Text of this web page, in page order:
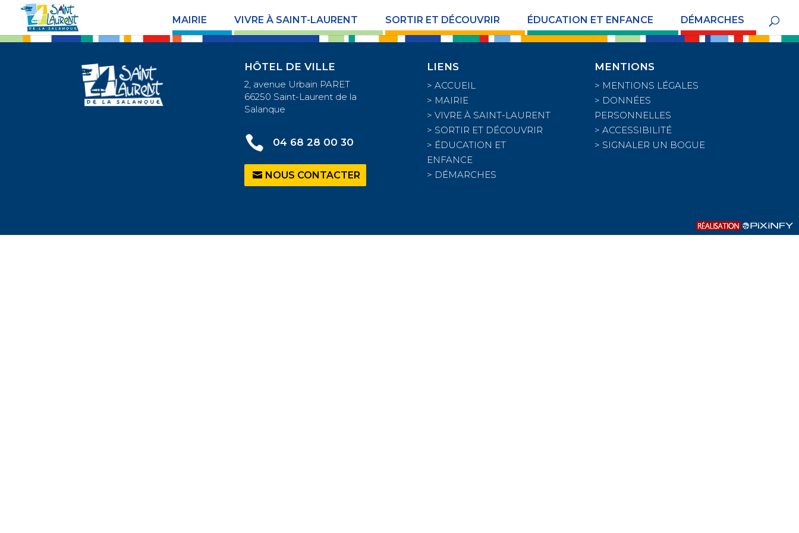
MAIRIE VIVRE À SAINT-LAURENT SORTIR ET DÉCOUVRIR ÉDUCATION ET ENFANCE DÉMARCHES
HÔTEL DE VILLE
2, avenue Urbain PARET
66250 Saint-Laurent de la
Salanque
 04 68 28 00 30
NOUS CONTACTER
LIENS
>ACCUEIL
> MAIRIE
>VIVRE À SAINT-LAURENT
> SORTIR ET DÉCOUVRIR
> ÉDUCATION ET
ENFANCE
> DÉMARCHES
MENTIONS
> MENTIONS LÉGALES
> DONNÉES
PERSONNELLES
> ACCESSIBILITÉ
> SIGNALER UN BOGUE